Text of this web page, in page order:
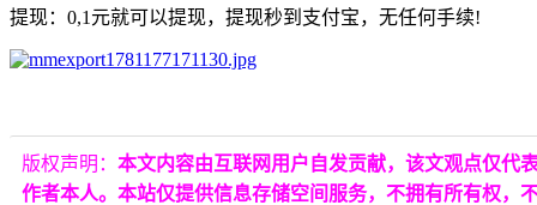
提现：0,1元就可以提现，提现秒到支付宝，无任何手续!
版权声明： 本文内容由互联网用户自发贡献，该文观点仅代
作者本人。本站仅提供信息存储空间服务，不拥有所有权，